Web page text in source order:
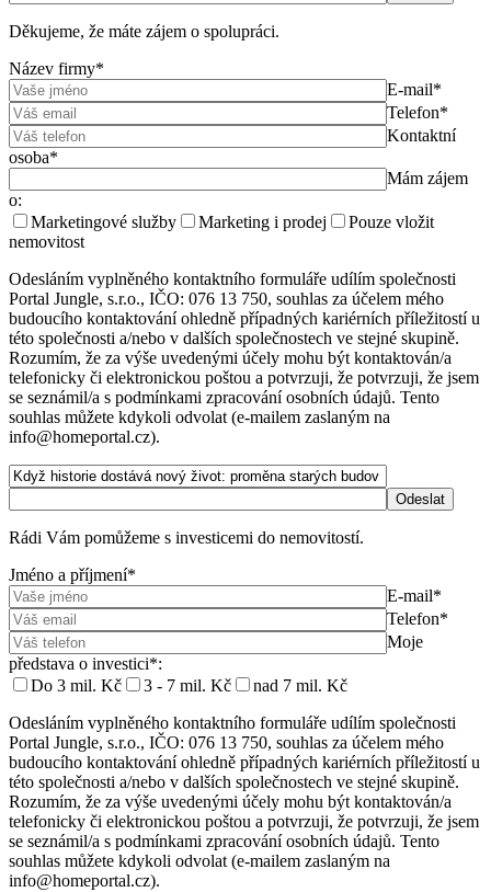
Děkujeme, že máte zájem o spolupráci.
Název firmy*
E-mail*
Telefon*
Kontaktní
osoba*
Mám zájem
o:
Marketingové služby
Marketing i prodej
Pouze vložit
nemovitost
Odesláním vyplněného kontaktního formuláře udílím společnosti
Portal Jungle, s.r.o., IČO: 076 13 750, souhlas za účelem mého
budoucího kontaktování ohledně případných kariérních příležitostí u
této společnosti a/nebo v dalších společnostech ve stejné skupině.
Rozumím, že za výše uvedenými účely mohu být kontaktován/a
telefonicky či elektronickou poštou a potvrzuji, že potvrzuji, že jsem
se seznámil/a s podmínkami zpracování osobních údajů. Tento
souhlas můžete kdykoli odvolat (e-mailem zaslaným na
info@homeportal.cz).
Rádi Vám pomůžeme s investicemi do nemovitostí.
Jméno a příjmení*
E-mail*
Telefon*
Moje
představa o investici*:
Do 3 mil. Kč
3 - 7 mil. Kč
nad 7 mil. Kč
Odesláním vyplněného kontaktního formuláře udílím společnosti
Portal Jungle, s.r.o., IČO: 076 13 750, souhlas za účelem mého
budoucího kontaktování ohledně případných kariérních příležitostí u
této společnosti a/nebo v dalších společnostech ve stejné skupině.
Rozumím, že za výše uvedenými účely mohu být kontaktován/a
telefonicky či elektronickou poštou a potvrzuji, že potvrzuji, že jsem
se seznámil/a s podmínkami zpracování osobních údajů. Tento
souhlas můžete kdykoli odvolat (e-mailem zaslaným na
info@homeportal.cz).